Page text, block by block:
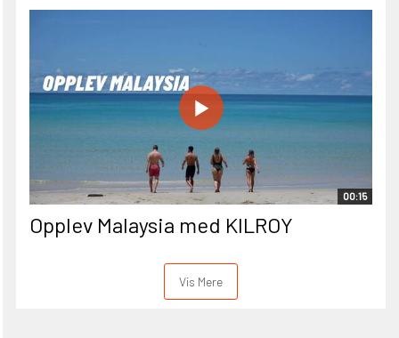
00:15
Opplev Malaysia med KILROY
Vis Mere